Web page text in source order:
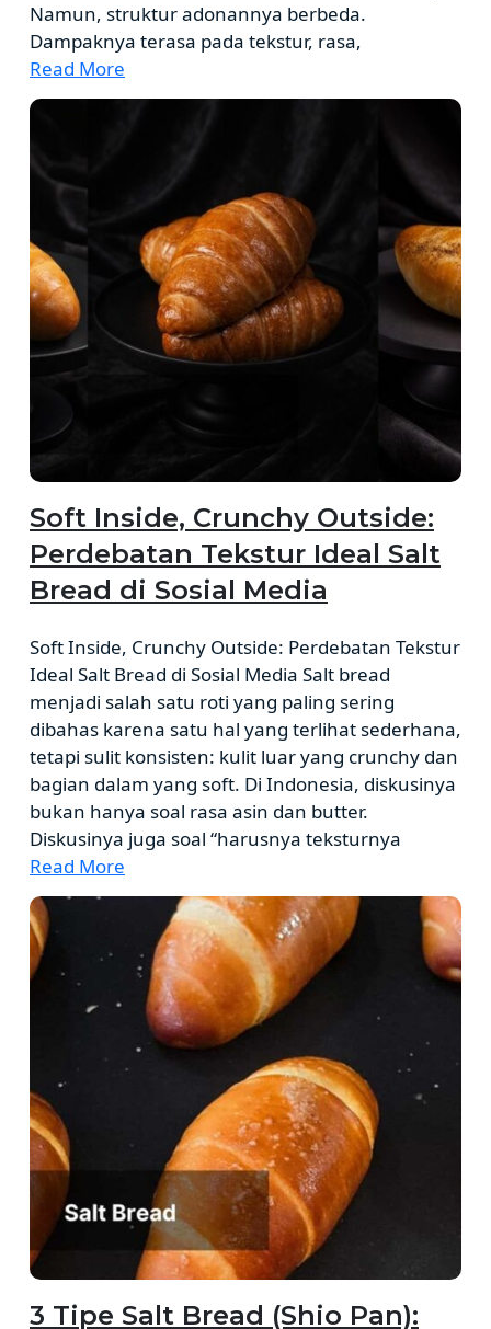
Namun, struktur adonannya berbeda.
Dampaknya terasa pada tekstur, rasa,
Read More
Soft Inside, Crunchy Outside:
Perdebatan Tekstur Ideal Salt
Bread di Sosial Media
Soft Inside, Crunchy Outside: Perdebatan Tekstur
Ideal Salt Bread di Sosial Media Salt bread
menjadi salah satu roti yang paling sering
dibahas karena satu hal yang terlihat sederhana,
tetapi sulit konsisten: kulit luar yang crunchy dan
bagian dalam yang soft. Di Indonesia, diskusinya
bukan hanya soal rasa asin dan butter.
Diskusinya juga soal “harusnya teksturnya
Read More
3 Tipe Salt Bread (Shio Pan):